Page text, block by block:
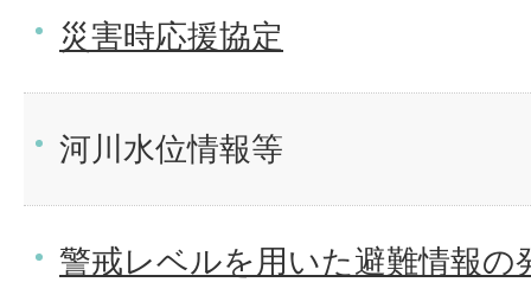
災害時応援協定
河川水位情報等
警戒レベルを用いた避難情報の